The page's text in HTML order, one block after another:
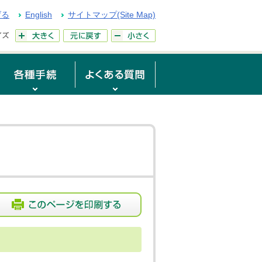
English サイトマップ(Site Map)